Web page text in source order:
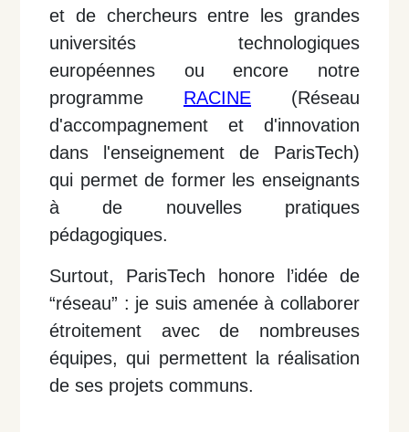
et de chercheurs entre les grandes
universités technologiques
européennes ou encore notre
programme RACINE (Réseau
d'accompagnement et d'innovation
dans l'enseignement de ParisTech)
qui permet de former les enseignants
à de nouvelles pratiques
pédagogiques.
Surtout, ParisTech honore l’idée de
“réseau” : je suis amenée à collaborer
étroitement avec de nombreuses
équipes, qui permettent la réalisation
de ses projets communs.